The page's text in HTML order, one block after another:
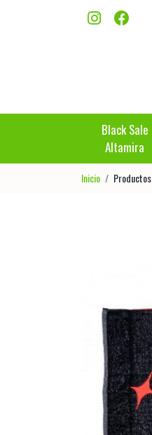
Black Sale
Altamira
Inicio Productos